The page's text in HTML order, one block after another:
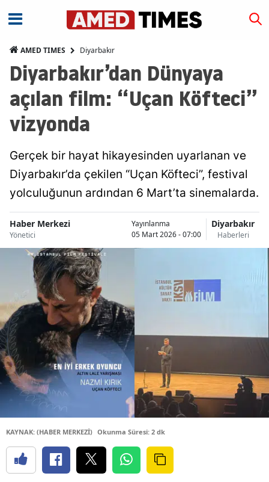
AMED TIMES Diyarbakır
Diyarbakır’dan Dünyaya
açılan film: “Uçan Köfteci”
vizyonda
Gerçek bir hayat hikayesinden uyarlanan ve
Diyarbakır’da çekilen “Uçan Köfteci”, festival
yolculuğunun ardından 6 Mart’ta sinemalarda.
Haber Merkezi
Yönetici
Yayınlanma
05 Mart 2026 - 07:00
Diyarbakır
Haberleri
KAYNAK: (HABER MERKEZİ) Okunma Süresi: 2 dk